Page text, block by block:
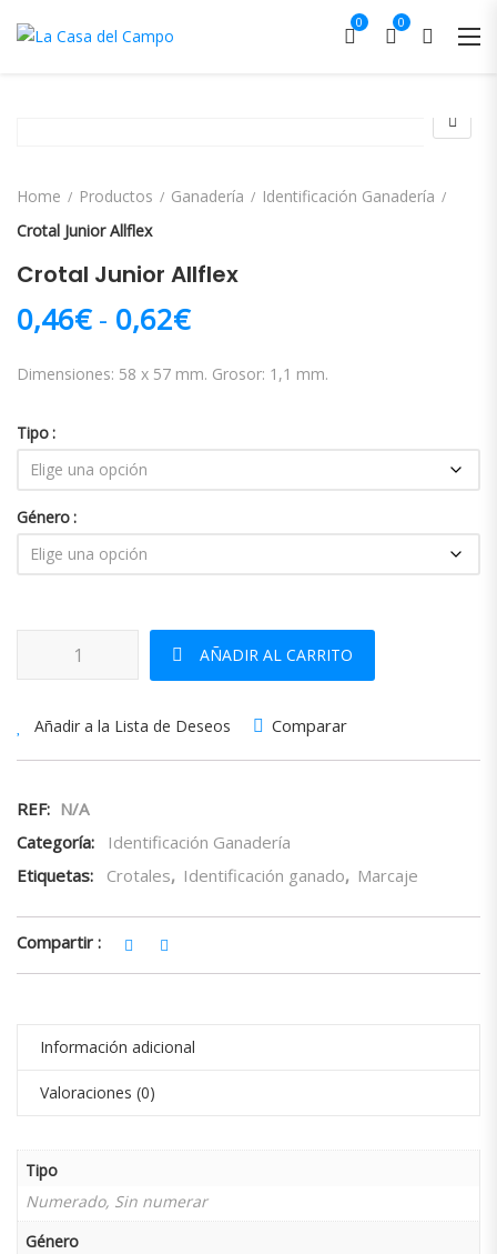
0 0
Home Productos Ganadería
Identificación Ganadería
Crotal Junior Allflex
Crotal Junior Allflex
0,46€ - 0,62€Rango de precios:
Dimensiones: 58 x 57 mm. Grosor: 1,1 mm.
Tipo
Género
Crotal Junior Allflex cantidad
AÑADIR AL CARRITO
Añadir a la Lista de Deseos Comparar
REF: N/A
Categoría:
Identificación Ganadería
Etiquetas:
Crotales, Identificación ganado, Marcaje
Compartir :
Información adicional
Valoraciones (0)
Tipo
Numerado, Sin numerar
Género